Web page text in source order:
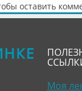
оставить
Моя